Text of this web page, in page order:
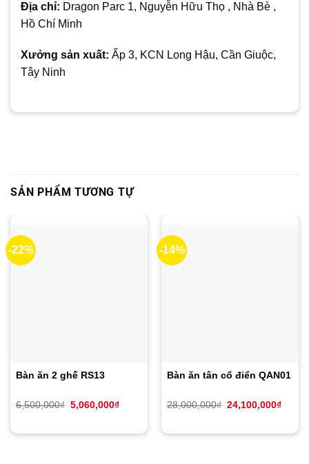
Địa chỉ: Dragon Parc 1, Nguyễn Hữu Thọ , Nhà Bè ,
Hồ Chí Minh
Xưởng sản xuất: Ấp 3, KCN Long Hậu, Cần Giuộc,
Tây Ninh
SẢN PHẨM TƯƠNG TỰ
-22%
Bàn ăn 2 ghế RS13
6,500,000₫ Giá
6,500,000₫.
5,060,000₫Giá
là:
-14%
Bàn ăn tân cổ điển QAN01
28,000,000₫ Giá
28,000,000₫.
24,100,000₫Giá
là: